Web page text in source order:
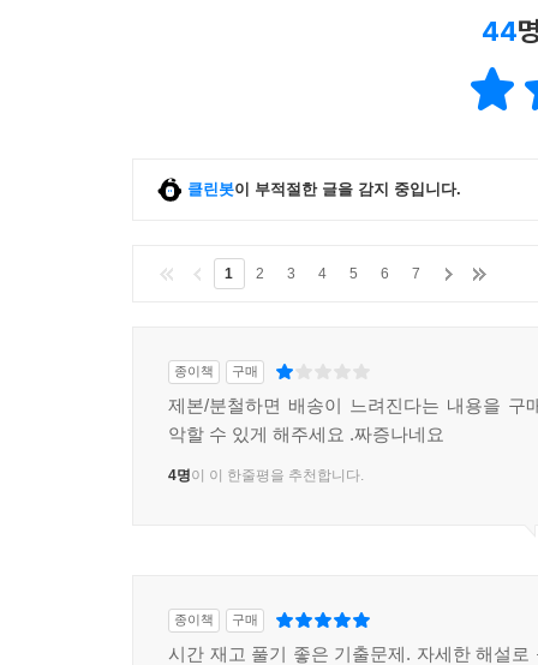
44
클린봇이 부적절한 글을 감지 중입니다.
1 2 3 4 5 6 7
종이책 구매
제본/분철하면 배송이 느려진다는 내용을 구
악할 수 있게 해주세요 .짜증나네요
4명이 이 한줄평을 추천합니다.
종이책 구매
시간 재고 풀기 좋은 기출문제. 자세한 해설로